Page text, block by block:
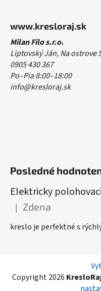
www.kresloraj.sk
Milan Filo s.r.o.
Liptovský Ján, Na ostrove
0905 430 367
Po–Pia 8:00–18:00
info@kresloraj.sk
Posledné
Elektricky
Hodnotenie produktu je 5
| Zdena
kreslo je perfektné s
Copyright 2026